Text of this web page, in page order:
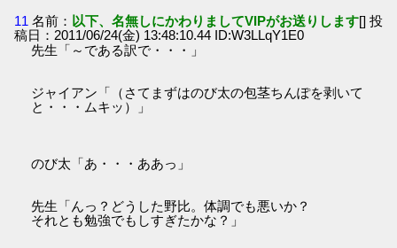
11 名前： 以下、名無しにかわりましてVIPがお送りします[] 投
稿日：2011/06/24(金) 13:48:10.44 ID:W3LLqY1E0
先生「～である訳で・・・」
ジャイアン「（さてまずはのび太の包茎ちんぽを剥いて
と・・・ムキッ）」
のび太「あ・・・ああっ」
先生「んっ？どうした野比。体調でも悪いか？
それとも勉強でもしすぎたかな？」